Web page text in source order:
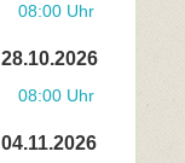
08:00 Uhr
28.10.2026
08:00 Uhr
04.11.2026